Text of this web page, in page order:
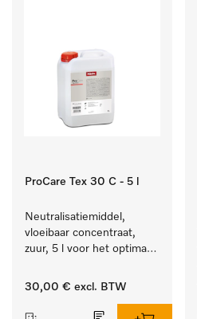
ProCare Tex 30 C - 5 l
Neutralisatiemiddel,
vloeibaar concentraat,
zuur, 5 l voor het optimaal
textiel door betrouwbare
30,00 € excl. BTW